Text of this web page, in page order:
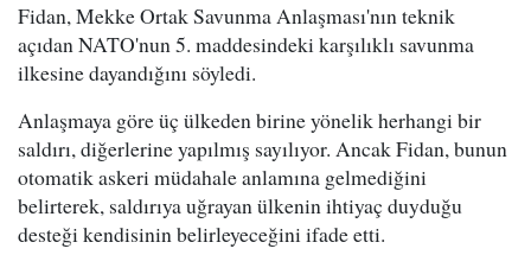
Fidan, Mekke Ortak Savunma Anlaşması'nın teknik
açıdan NATO'nun 5. maddesindeki karşılıklı savunma
ilkesine dayandığını söyledi.
Anlaşmaya göre üç ülkeden birine yönelik herhangi bir
saldırı, diğerlerine yapılmış sayılıyor. Ancak Fidan, bunun
otomatik askeri müdahale anlamına gelmediğini
belirterek, saldırıya uğrayan ülkenin ihtiyaç duyduğu
desteği kendisinin belirleyeceğini ifade etti.